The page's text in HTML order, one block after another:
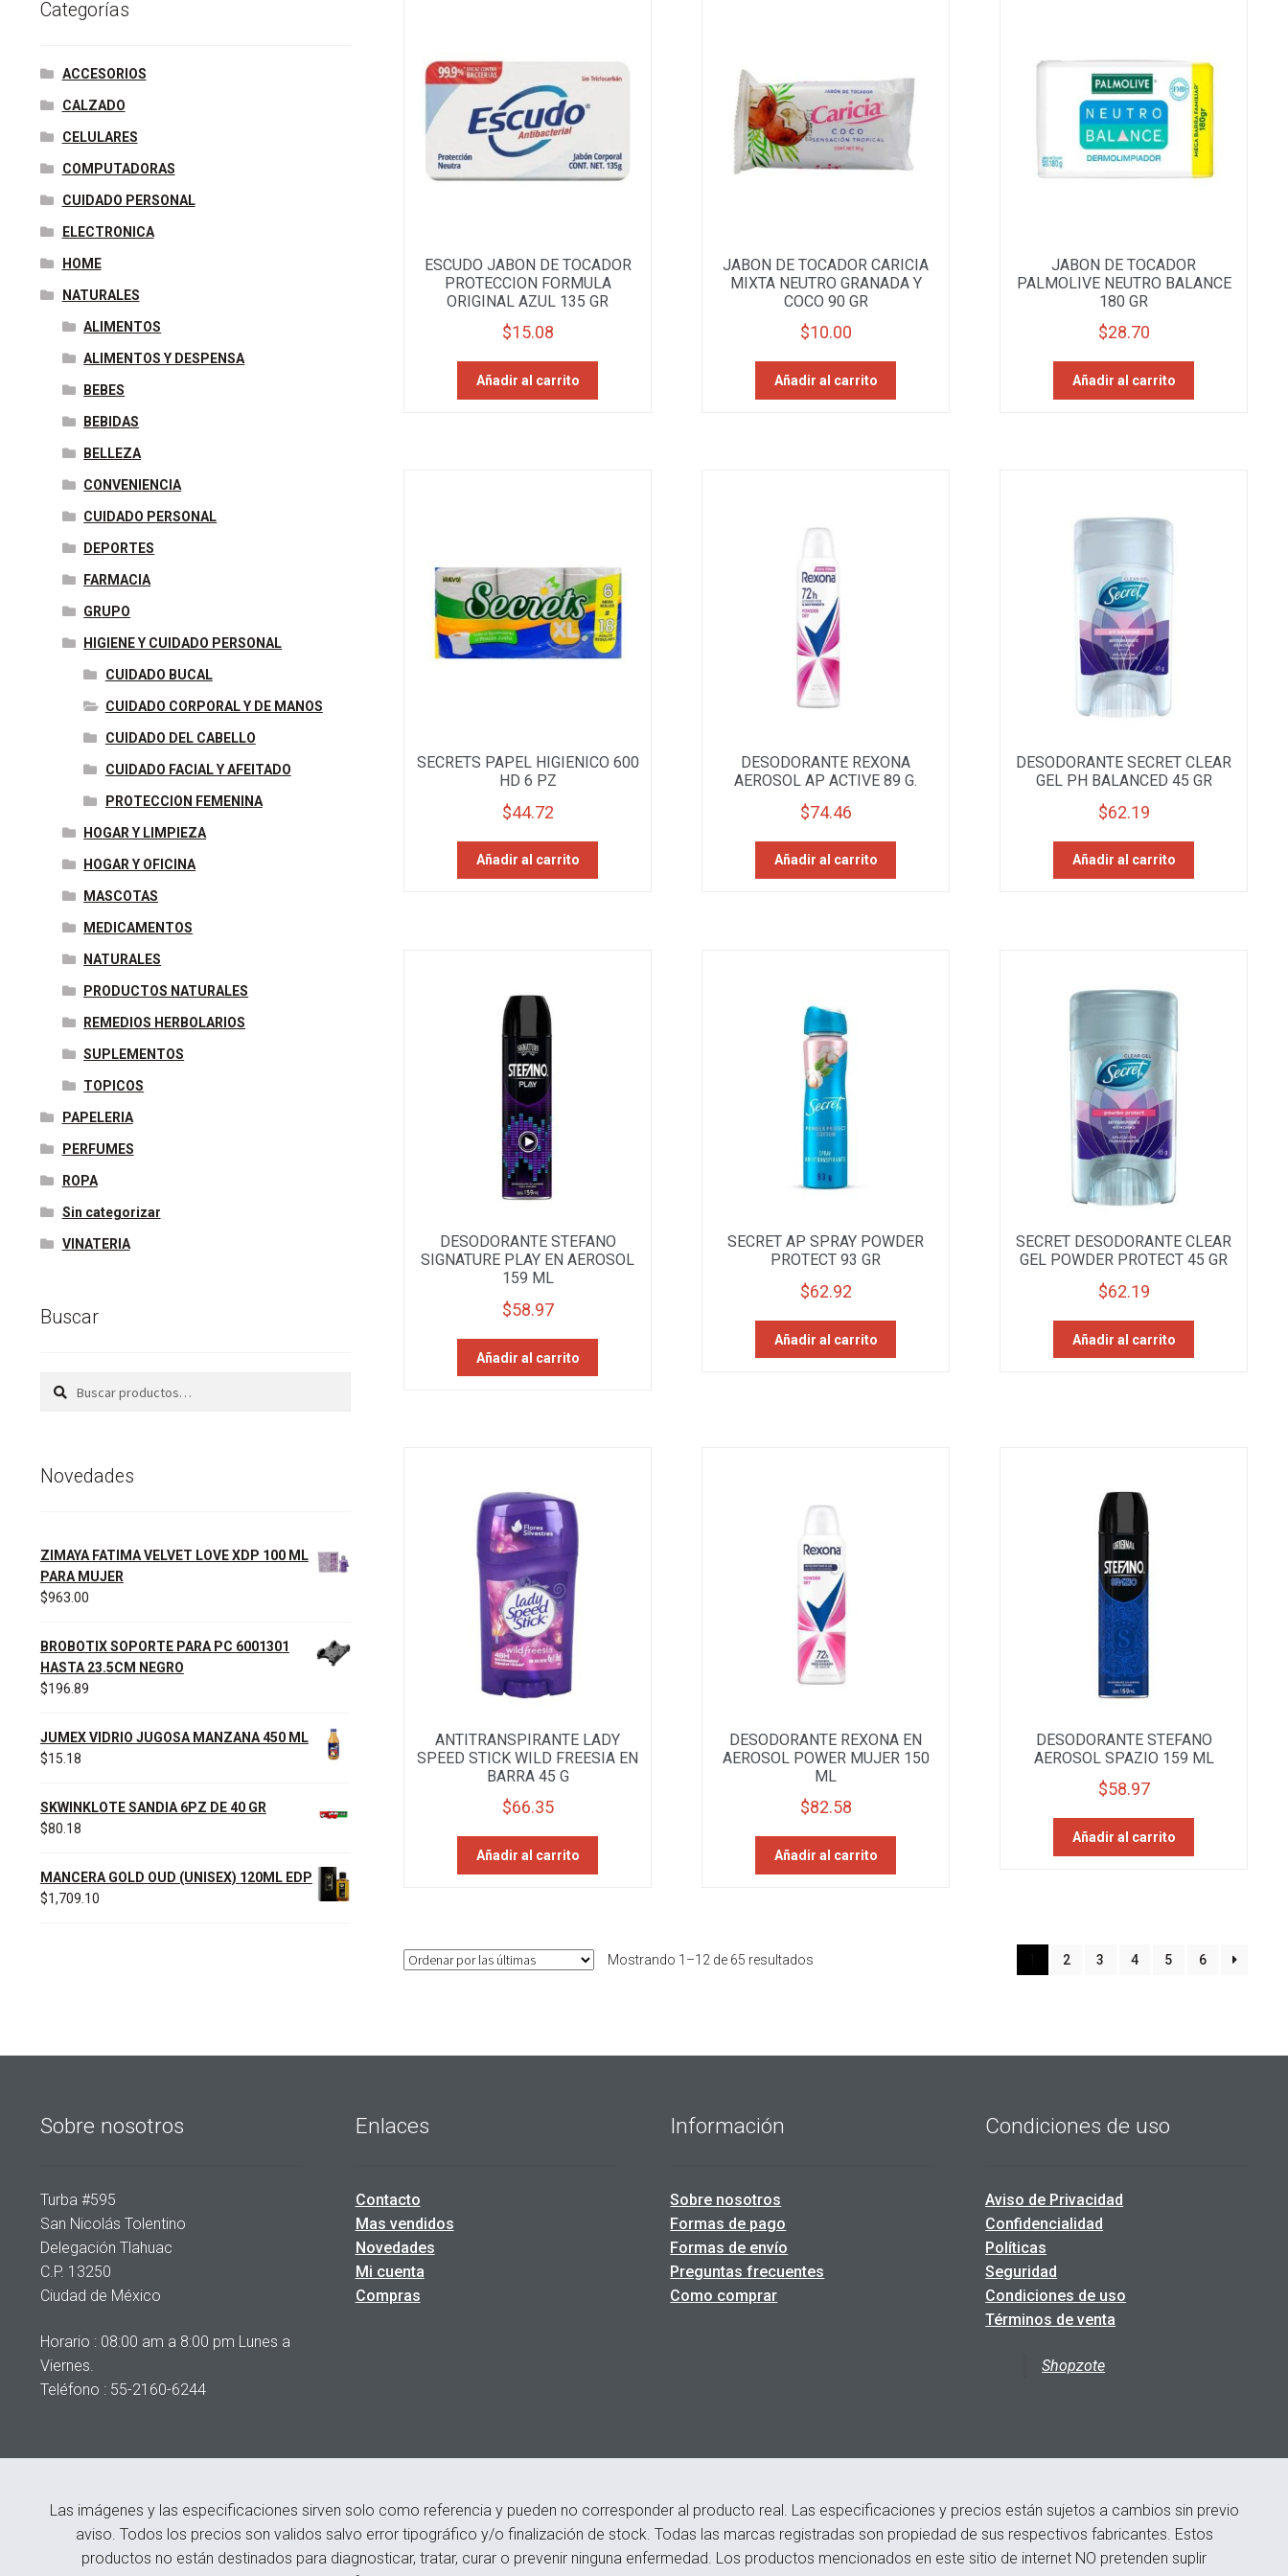
ESCUDO JABON DE TOCADOR
PROTECCION FORMULA
ORIGINAL AZUL 135 GR
$15.08
Añadir al carrito
JABON DE TOCADOR CARICIA
MIXTA NEUTRO GRANADA Y
COCO 90 GR
$10.00
Añadir al carrito
JABON DE TOCADOR
PALMOLIVE NEUTRO BALANCE
180 GR
$28.70
Añadir al carrito
SECRETS PAPEL HIGIENICO 600
HD 6 PZ
$44.72
Añadir al carrito
DESODORANTE REXONA
AEROSOL AP ACTIVE 89 G.
$74.46
Añadir al carrito
DESODORANTE SECRET CLEAR
GEL PH BALANCED 45 GR
$62.19
Añadir al carrito
DESODORANTE STEFANO
SIGNATURE PLAY EN AEROSOL
159 ML
$58.97
Añadir al carrito
SECRET AP SPRAY POWDER
PROTECT 93 GR
$62.92
Añadir al carrito
SECRET DESODORANTE CLEAR
GEL POWDER PROTECT 45 GR
$62.19
Añadir al carrito
ANTITRANSPIRANTE LADY
SPEED STICK WILD FREESIA EN
BARRA 45 G
$66.35
Añadir al carrito
DESODORANTE REXONA EN
AEROSOL POWER MUJER 150
ML
$82.58
Añadir al carrito
DESODORANTE STEFANO
AEROSOL SPAZIO 159 ML
$58.97
Añadir al carrito
Mostrando 1–12 de 65 resultados 2 3 4 5 6
e
o
t
e
r
Categorías
ACCESORIOS
CALZADO
CELULARES
COMPUTADORAS
CUIDADO PERSONAL
ELECTRONICA
HOME
NATURALES
ALIMENTOS
ALIMENTOS Y DESPENSA
BEBES
BEBIDAS
BELLEZA
CONVENIENCIA
CUIDADO PERSONAL
DEPORTES
FARMACIA
GRUPO
HIGIENE Y CUIDADO PERSONAL
CUIDADO BUCAL
CUIDADO CORPORAL Y DE MANOS
CUIDADO DEL CABELLO
CUIDADO FACIAL Y AFEITADO
PROTECCION FEMENINA
HOGAR Y LIMPIEZA
HOGAR Y OFICINA
MASCOTAS
MEDICAMENTOS
NATURALES
PRODUCTOS NATURALES
REMEDIOS HERBOLARIOS
SUPLEMENTOS
TOPICOS
PAPELERIA
PERFUMES
ROPA
Sin categorizar
VINATERIA
Buscar
Buscar
Buscar
Novedades
ZIMAYA FATIMA VELVET LOVE XDP 100 ML
PARA MUJER
$963.00
BROBOTIX SOPORTE PARA PC 6001301
HASTA 23.5CM NEGRO
$196.89
JUMEX VIDRIO JUGOSA MANZANA 450 ML
$15.18
SKWINKLOTE SANDIA 6PZ DE 40 GR
$80.18
MANCERA GOLD OUD (UNISEX) 120ML EDP
$1,709.10
Sobre nosotros
Turba #595
San Nicolás Tolentino
Delegación Tlahuac
C.P. 13250
Ciudad de México
Horario : 08:00 am a 8:00 pm Lunes a
Viernes.
Teléfono : 55-2160-6244
Enlaces
Contacto
Mas vendidos
Novedades
Mi cuenta
Compras
Información
Sobre nosotros
Formas de pago
Formas de envío
Preguntas frecuentes
Como comprar
Condiciones de uso
Aviso de Privacidad
Confidencialidad
Políticas
Seguridad
Condiciones de uso
Términos de venta
Shopzote
Las imágenes y las especificaciones sirven solo como referencia y pueden no corresponder al producto real. Las especificaciones y precios están sujetos a cambios sin previo
aviso. Todos los precios son validos salvo error tipográfico y/o finalización de stock. Todas las marcas registradas son propiedad de sus respectivos fabricantes. Estos
productos no están destinados para diagnosticar, tratar, curar o prevenir ninguna enfermedad. Los productos mencionados en este sitio de internet NO pretenden suplir